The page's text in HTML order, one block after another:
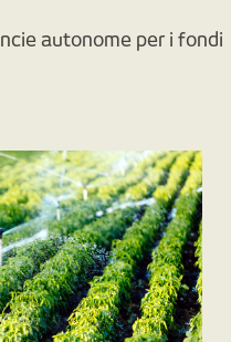
autonome per i fondi